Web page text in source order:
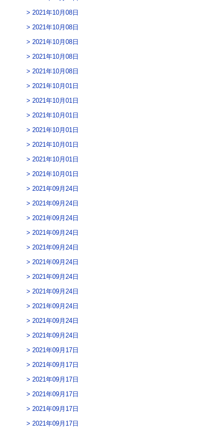
2021年10月08日
2021年10月08日
2021年10月08日
2021年10月08日
2021年10月08日
2021年10月01日
2021年10月01日
2021年10月01日
2021年10月01日
2021年10月01日
2021年10月01日
2021年10月01日
2021年09月24日
2021年09月24日
2021年09月24日
2021年09月24日
2021年09月24日
2021年09月24日
2021年09月24日
2021年09月24日
2021年09月24日
2021年09月24日
2021年09月24日
2021年09月17日
2021年09月17日
2021年09月17日
2021年09月17日
2021年09月17日
2021年09月17日